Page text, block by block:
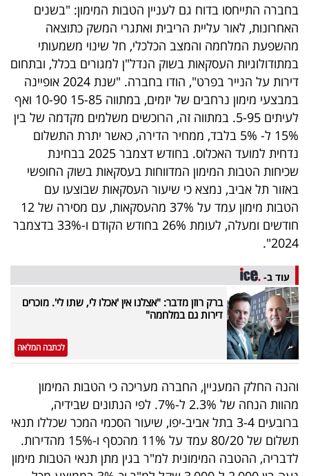
בחברה התייחסו בדוח גם לעניין הטבות המימון: "בשנים
האחרונות, לאור עליית הריבית ואתגרי המשק כתוצאה
מהשפעת המלחמה והמצב הכלכלי, חל שינוי משמעותי
במתודולוגיות העסקאות בשוק הנדל"ן למגורים בכלל, ובתחום
דירות על הנייר בפרט", הודו בחברה. "שנת 2024 אופיינה
במבצעי מימון נרחבים של יזמים, במתווה 15-85 10-90 ואף
לעיתים 5-95. במתווה זה, הרוכשים משלמים מקדמה של בין
15% ל- 5% בלבד, ממחיר הדירה, כאשר יתרת התשלום
נדחית למועד האכלוס. בחודש דצמבר 2025 בבחינת
שכיחות הטבות המימון המדווחות בעסקאות בשוק החופשי
באזור תל אביב, נמצא כי שיעור העסקאות שבוצעו עם
הטבות מימון עמד על 37% מהעסקאות, עם מסירה של 12
חודשים ומעלה, לעומת 26% בחודש הקודם ו-33% בדצמבר
2024".
עוד ב-
ברק רוזן מדבר: "אצלנו אין 'אכלו לי, שתו לי'. מוכרים
דירות גם במלחמה"
לכתבה המלאה
והנה החלק המעניין, החברה מעריכה כי הטבות המימון
מהוות הנחה של 2.3% ל-7%. לפי הנתונים שבידיה,
ברובעים 3-4 בתל אביב-יפו, שיעור הסכמי המכר שכללו תנאי
תשלום של 80/20 עמד על 11% מהכסף ו-15% מהדירות.
לדבריה, ההטבה המימונית למ"ר בגין מתן תנאי הטבות מימון